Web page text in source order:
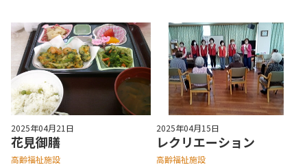
2025年04月21日
花見御膳
高齢福祉施設
2025年04月15日
レクリエーション
高齢福祉施設